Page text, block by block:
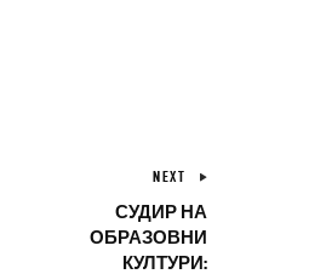
NEXT
СУДИР НА
ОБРАЗОВНИ
КУЛТУРИ: